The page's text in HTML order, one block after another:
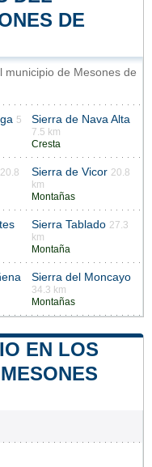
DE
de Mesones de
5
Sierra de Nava Alta
7.5 km
Cresta
20.8
Sierra de Vicor 20.8
km
Montañas
Sierra Tablado 27.3
km
Montaña
Sierra del Moncayo
34.3 km
Montañas
EN LOS